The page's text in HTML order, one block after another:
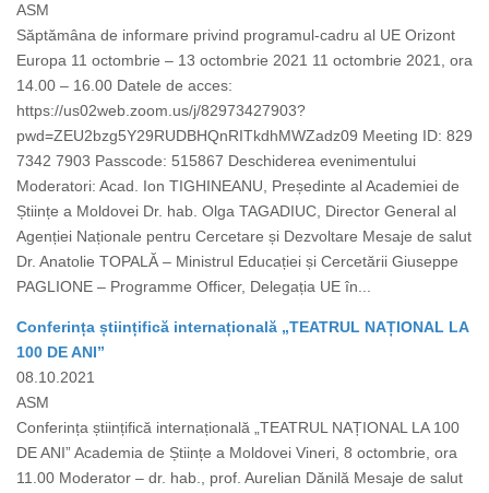
ASM
Săptămâna de informare privind programul-cadru al UE Orizont
Europa 11 octombrie – 13 octombrie 2021 11 octombrie 2021, ora
14.00 – 16.00 Datele de acces:
https://us02web.zoom.us/j/82973427903?
pwd=ZEU2bzg5Y29RUDBHQnRITkdhMWZadz09 Meeting ID: 829
7342 7903 Passcode: 515867 Deschiderea evenimentului
Moderatori: Acad. Ion TIGHINEANU, Președinte al Academiei de
Științe a Moldovei Dr. hab. Olga TAGADIUC, Director General al
Agenției Naționale pentru Cercetare și Dezvoltare Mesaje de salut
Dr. Anatolie TOPALĂ – Ministrul Educației și Cercetării Giuseppe
PAGLIONE – Programme Officer, Delegația UE în...
Conferința științifică internațională „TEATRUL NAȚIONAL LA
100 DE ANI”
08.10.2021
ASM
Conferința științifică internațională „TEATRUL NAȚIONAL LA 100
DE ANI” Academia de Științe a Moldovei Vineri, 8 octombrie, ora
11.00 Moderator – dr. hab., prof. Aurelian Dănilă Mesaje de salut